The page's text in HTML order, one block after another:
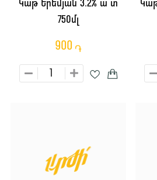
Կաթ Երեմյան 3.2% ա տ
750մլ
900 ֏